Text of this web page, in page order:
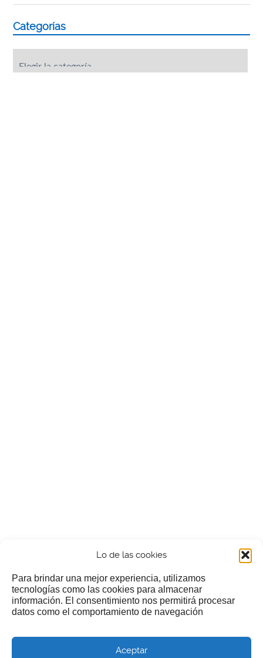
Lo de las cookies
Para brindar una mejor experiencia, utilizamos
tecnologías como las cookies para almacenar
información. El consentimiento nos permitirá procesar
datos como el comportamiento de navegación
Aceptar
Categorías
¿Nos invitas a un cafecillo?
Si te gusta nuestra web puedes echar limosna a estos